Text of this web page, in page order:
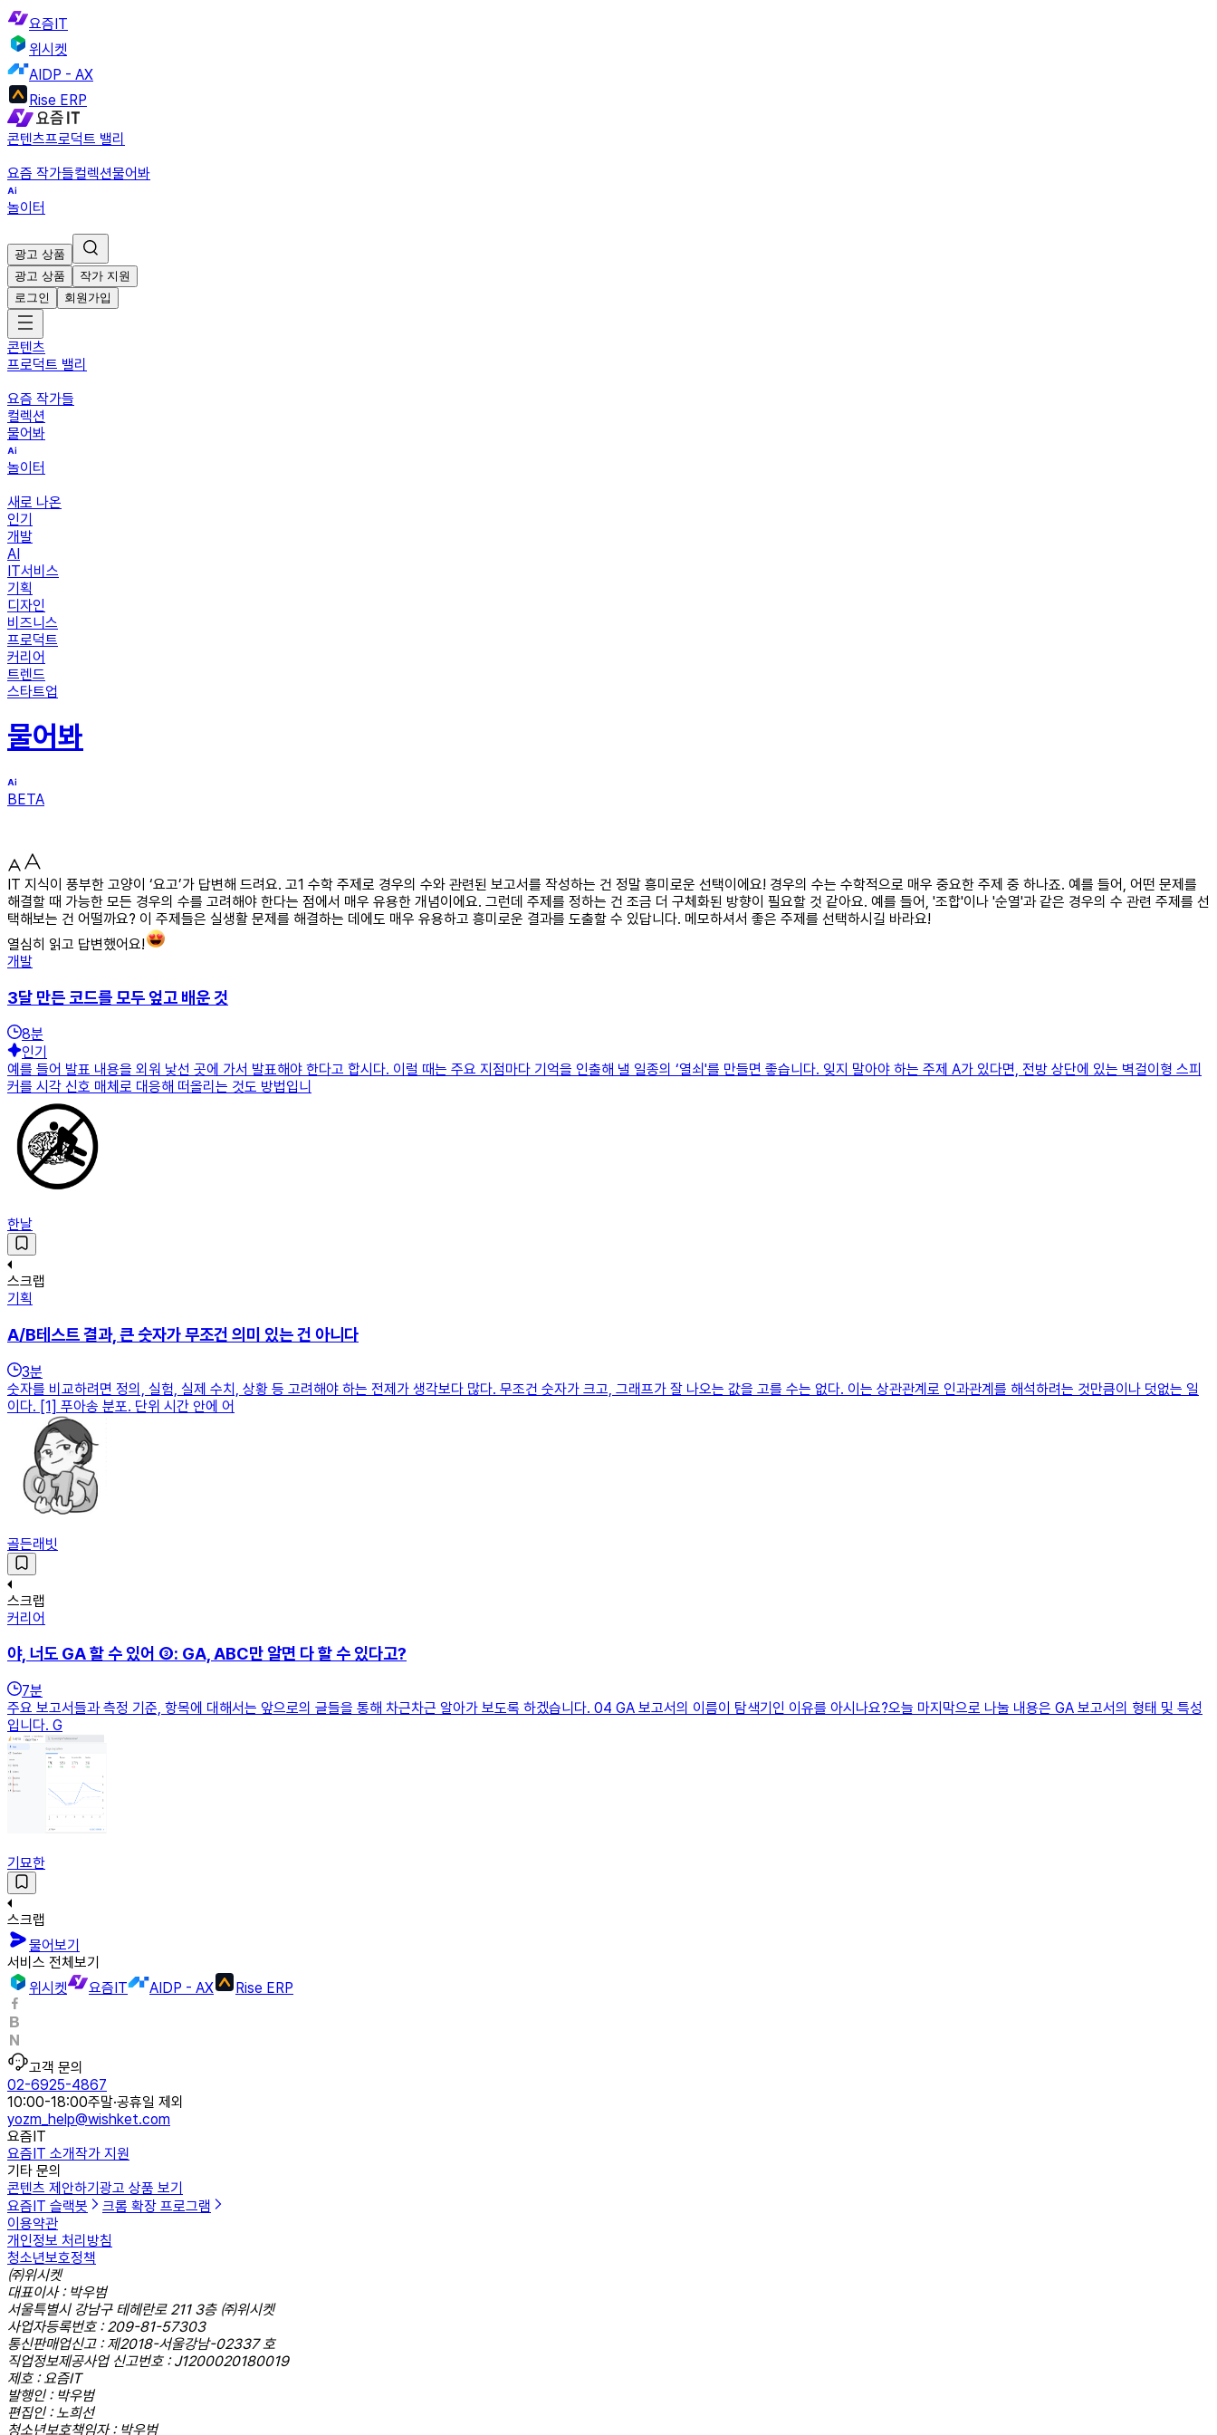
요즘IT
위시켓
AIDP - AX
Rise ERP
콘텐츠프로덕트 밸리
요즘 작가들컬렉션물어봐
놀이터
광고 상품
광고 상품
작가 지원
로그인
회원가입
콘텐츠
프로덕트 밸리
요즘 작가들
컬렉션
물어봐
놀이터
새로 나온
인기
개발
AI
IT서비스
기획
디자인
비즈니스
프로덕트
커리어
트렌드
스타트업
물어봐
BETA
IT 지식이 풍부한 고양이 ‘요고’가 답변해 드려요. 고1 수학 주제로 경우의 수와 관련된 보고서를 작성하는 건 정말 흥미로운 선택이에요! 경우의 수는 수학적으로 매우 중요한 주제 중 하나죠. 예를 들어, 어떤 문제를
해결할 때 가능한 모든 경우의 수를 고려해야 한다는 점에서 매우 유용한 개념이에요. 그런데 주제를 정하는 건 조금 더 구체화된 방향이 필요할 것 같아요. 예를 들어, '조합'이나 '순열'과 같은 경우의 수 관련 주제를 선
택해보는 건 어떨까요? 이 주제들은 실생활 문제를 해결하는 데에도 매우 유용하고 흥미로운 결과를 도출할 수 있답니다. 메모하셔서 좋은 주제를 선택하시길 바라요!
열심히 읽고 답변했어요!
개발
3달 만든 코드를 모두 엎고 배운 것
8분
인기
예를 들어 발표 내용을 외워 낯선 곳에 가서 발표해야 한다고 합시다. 이럴 때는 주요 지점마다 기억을 인출해 낼 일종의 ‘열쇠'를 만들면 좋습니다. 잊지 말아야 하는 주제 A가 있다면, 전방 상단에 있는 벽걸이형 스피
커를 시각 신호 매체로 대응해 떠올리는 것도 방법입니
한날
스크랩
기획
A/B테스트 결과, 큰 숫자가 무조건 의미 있는 건 아니다
3분
숫자를 비교하려면 정의, 실험, 실제 수치, 상황 등 고려해야 하는 전제가 생각보다 많다. 무조건 숫자가 크고, 그래프가 잘 나오는 값을 고를 수는 없다. 이는 상관관계로 인과관계를 해석하려는 것만큼이나 덧없는 일
이다. [1] 푸아송 분포. 단위 시간 안에 어
골든래빗
스크랩
커리어
야, 너도 GA 할 수 있어 ③: GA, ABC만 알면 다 할 수 있다고?
7분
주요 보고서들과 측정 기준, 항목에 대해서는 앞으로의 글들을 통해 차근차근 알아가 보도록 하겠습니다. 04 GA 보고서의 이름이 탐색기인 이유를 아시나요?오늘 마지막으로 나눌 내용은 GA 보고서의 형태 및 특성
입니다. G
기묘한
스크랩
물어보기
서비스 전체보기
위시켓
요즘IT AIDP - AX Rise ERP
고객 문의
02-6925-4867
10:00-18:00주말·공휴일 제외
yozm_help@wishket.com
요즘IT
요즘IT 소개작가 지원
기타 문의
콘텐츠 제안하기 광고 상품 보기
요즘IT 슬랙봇
크롬 확장 프로그램
이용약관
개인정보 처리방침
청소년보호정책
㈜위시켓
대표이사 : 박우범
서울특별시 강남구 테헤란로 211 3층 ㈜위시켓
사업자등록번호 : 209-81-57303
통신판매업신고 : 제2018-서울강남-02337 호
직업정보제공사업 신고번호 : J1200020180019
제호 : 요즘IT
발행인 : 박우범
편집인 : 노희선
청소년보호책임자 : 박우범